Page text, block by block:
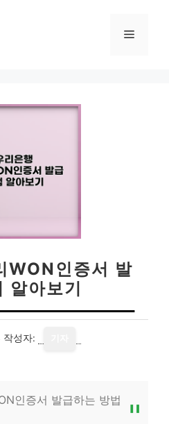
메
WON인증서 발
알아보기
작성자:
인증서 발급하는 방법